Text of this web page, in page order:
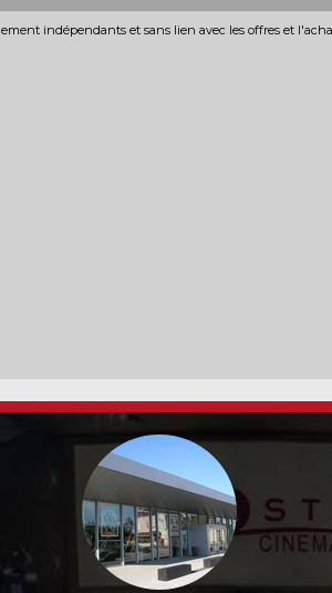
indépendants et sans lien avec les offres et